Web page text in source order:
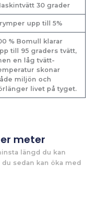
30 grader
upp till 5%
% Bomull klarar
till 95 graders tvätt,
en låg tvätt-
skonar
miljön och
livet på tyget.
meter
längd du kan
sedan kan öka med